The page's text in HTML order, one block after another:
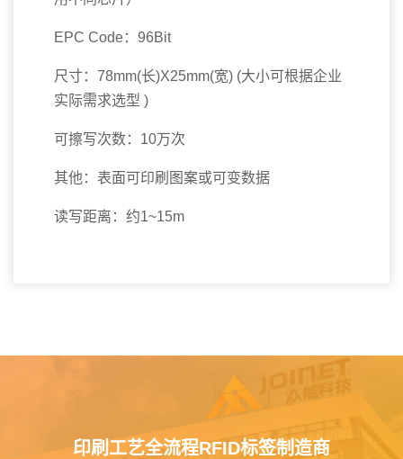
EPC Code：96Bit
尺寸：78mm(长)X25mm(宽) (大小可根据企业
实际需求选型 )
可擦写次数：10万次
其他：表面可印刷图案或可变数据
读写距离：约1~15m
印刷工艺全流程RFID标签制造商